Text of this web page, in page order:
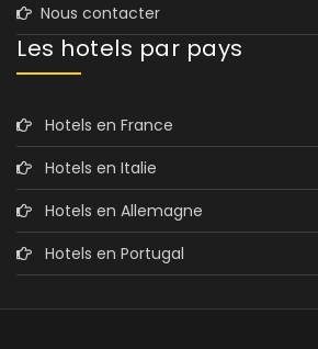
Nous contacter
Les hotels par pays
Hotels en France
Hotels en Italie
Hotels en Allemagne
Hotels en Portugal